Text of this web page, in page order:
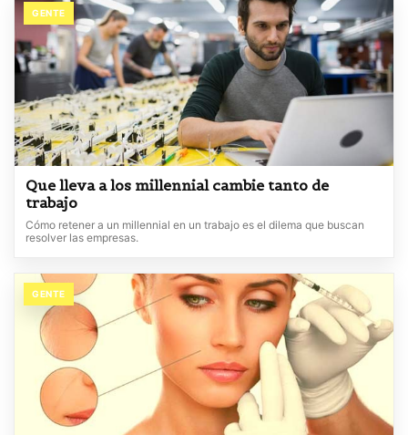
GENTE
Que lleva a los millennial cambie tanto de
trabajo
Cómo retener a un millennial en un trabajo es el dilema que buscan
resolver las empresas.
GENTE